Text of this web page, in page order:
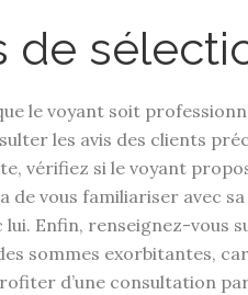
de
le voyant soit
les avis des clients
vérifiez si le voyant
de vous familiariser avec
lui. Enfin, renseignez-
sommes exorbitantes,
d’une consultation